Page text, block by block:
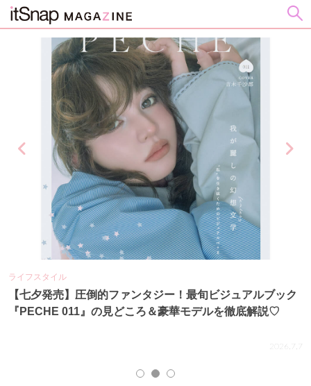
ライフスタイル
【七夕発売】圧倒的ファンタジー！最旬ビジュアルブック
『PECHE 011』の見どころ＆豪華モデルを徹底解説♡
2026.7.7